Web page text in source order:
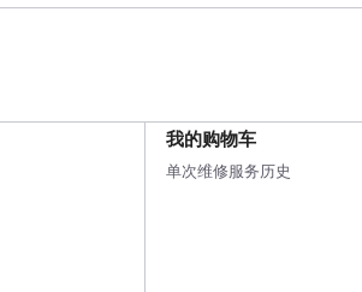
我的购物车
单次维修服务历史